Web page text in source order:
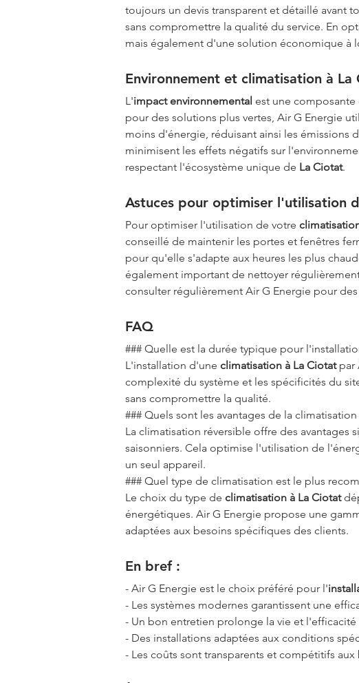
toujours un devis transparent et détaillé avant
sans compromettre la qualité du service. En
mais également d'une solution économique à
Environnement et climatisation à La
L'impact environnemental est une
pour des solutions plus vertes, Air G Energie
moins d'énergie, réduisant ainsi les émissions
minimisent les effets négatifs sur
respectant l'écosystème unique de La Ciotat.
Astuces pour optimiser l'utilisation
Pour optimiser l'utilisation de votre
conseillé de maintenir les portes et fenêtres
pour qu'elle s'adapte aux heures les plus
également important de nettoyer
consulter régulièrement Air G Energie pour
FAQ
### Quelle est la durée typique pour
L'installation d'une climatisation à La Ciotat par
complexité du système et les spécificités du
sans compromettre la qualité.
### Quels sont les avantages de la
La climatisation réversible offre des avantages
saisonniers. Cela optimise l'utilisation de
un seul appareil.
### Quel type de climatisation est le plus
Le choix du type de climatisation à La Ciotat
énergétiques. Air G Energie propose une
adaptées aux besoins spécifiques des clients.
En bref :
- Air G Energie est le choix préféré pour l'
- Les systèmes modernes garantissent une
- Un bon entretien prolonge la vie et
- Des installations adaptées aux conditions
- Les coûts sont transparents et compétitifs